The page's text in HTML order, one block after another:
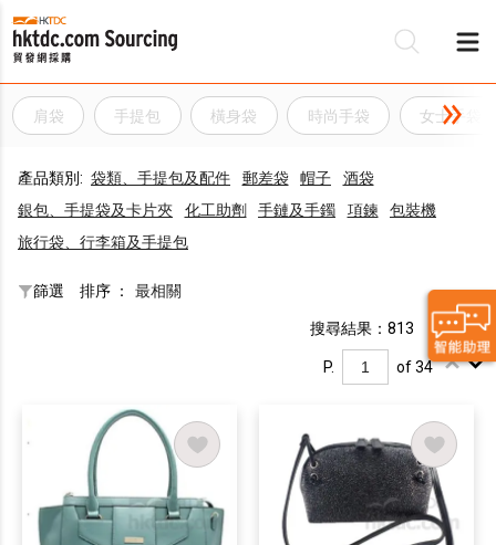
肩袋 手提包 橫身袋 時尚手袋 女士手袋
產品類別: 袋類、手提包及配件 郵差袋 帽子
酒袋
銀包、手提袋及卡片夾
化工助劑 手鏈及手鐲 項鍊
包裝機
旅行袋、行李箱及手提包
篩選 排序 ： 最相關
搜尋結果：813
P. of 34